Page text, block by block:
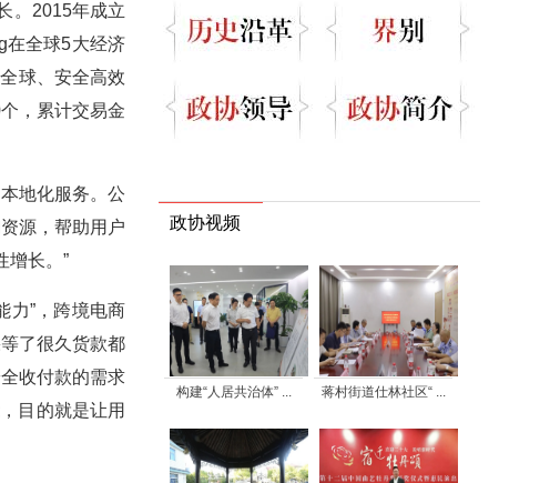
。2015年成立
在全球5大经济
球、安全高效
，累计交易金
地化服务。公
源，帮助用户
增长。”
力”，跨境电商
了很久货款都
收付款的需求
目的就是让用
政协视频
构建“人居共治体” ... 蒋村街道仕林社区“ ...